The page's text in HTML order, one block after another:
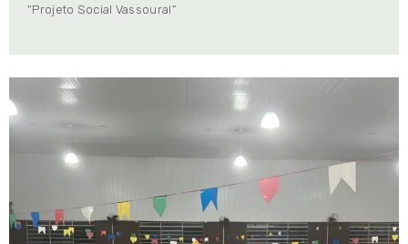
“Projeto Social Vassoural”